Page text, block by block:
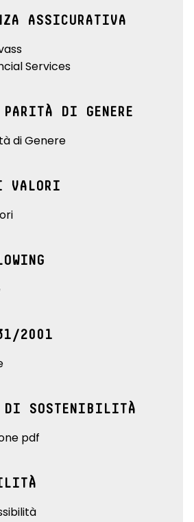
ASSICURATIVA
Services
DI GENERE
di Genere
VALORI
2001
DI SOSTENIBILITÀ
pdf